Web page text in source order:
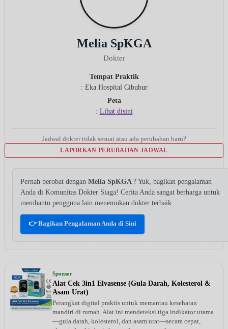
Melia SpKGA
Dokter
Tempat Praktik
: Eka Hospital Cibubur
Peta
: Lihat disini
Jadwal dokter tidak sesuai atau ada perubahan baru?
LAPORKAN PERUBAHAN JADWAL
Pernah berobat dengan Melia SpKGA ? Yuk, bagikan pengalaman
Anda di Komunitas Dokter Siaga! Cerita Anda sangat berharga untuk
membantu pengguna lain menemukan dokter terbaik.
👉 Bagikan Pengalaman Anda di Sini
Sponsor
Alat Cek 3in1 Elvasense (Gula Darah, Kolesterol &
Asam Urat)
Perangkat digital praktis untuk memantau kesehatan
mandiri di rumah. Alat ini mendeteksi tiga indikator utama
—gula darah, kolesterol, dan asam urat—secara cepat,